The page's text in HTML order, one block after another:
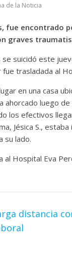
de la Noticia
fue encontrado
graves
suicidó este
fue trasladada al
en una casa
ahorcado luego
los efectivos
Jésica S.,
su lado.
al Hospital Eva
distancia